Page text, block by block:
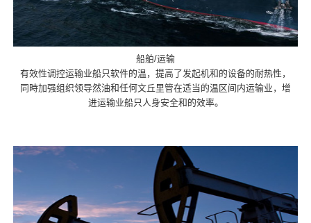
船舶/运输
有效性调控运输业船只软件的温，提高了发起机和的设备的耐热性，
同時加强组织领导然油和任何文丘里管在适当的温区间内运输业，增
进运输业船只人身安全和的效率。